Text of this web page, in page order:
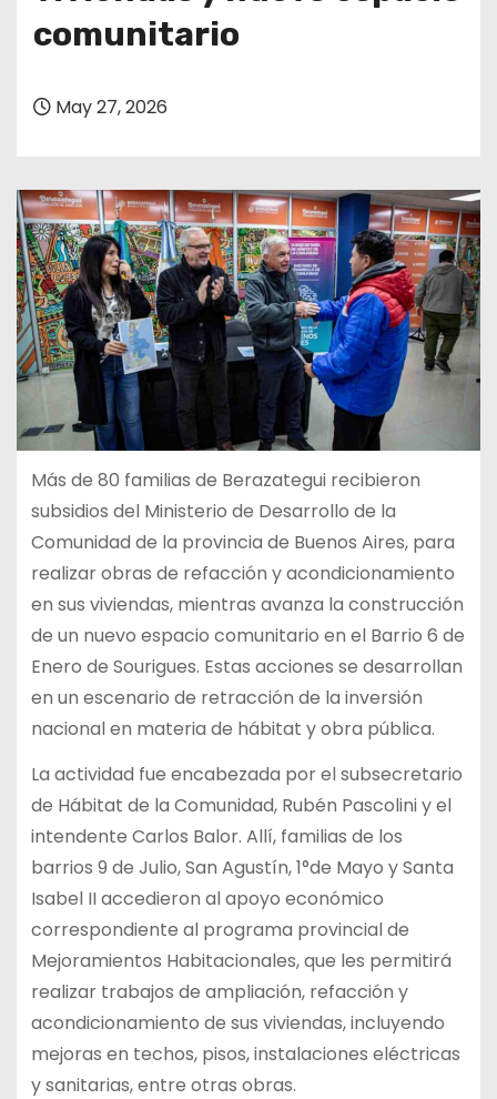
comunitario
May 27, 2026
Más de 80 familias de Berazategui recibieron
subsidios del Ministerio de Desarrollo de la
Comunidad de la provincia de Buenos Aires, para
realizar obras de refacción y acondicionamiento
en sus viviendas, mientras avanza la construcción
de un nuevo espacio comunitario en el Barrio 6 de
Enero de Sourigues. Estas acciones se desarrollan
en un escenario de retracción de la inversión
nacional en materia de hábitat y obra pública.
La actividad fue encabezada por el subsecretario
de Hábitat de la Comunidad, Rubén Pascolini y el
intendente Carlos Balor. Allí, familias de los
barrios 9 de Julio, San Agustín, 1°de Mayo y Santa
Isabel II accedieron al apoyo económico
correspondiente al programa provincial de
Mejoramientos Habitacionales, que les permitirá
realizar trabajos de ampliación, refacción y
acondicionamiento de sus viviendas, incluyendo
mejoras en techos, pisos, instalaciones eléctricas
y sanitarias, entre otras obras.